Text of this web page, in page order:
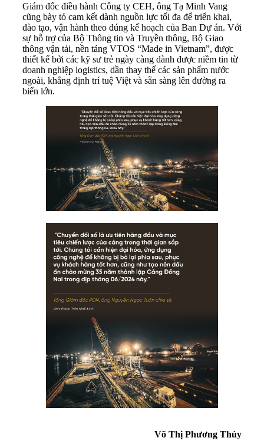
Giám đốc điều hành Công ty CEH, ông Tạ Minh Vang
cũng bày tỏ cam kết dành nguồn lực tối đa để triển khai,
đào tạo, vận hành theo đúng kế hoạch của Ban Dự án. Với
sự hỗ trợ của Bộ Thông tin và Truyền thông, Bộ Giao
thông vận tải, nền tảng VTOS “Made in Vietnam”, được
thiết kế bởi các kỹ sư trẻ ngày càng dành được niềm tin từ
doanh nghiệp logistics, dần thay thế các sản phẩm nước
ngoài, khẳng định trí tuệ Việt và sẵn sàng lên đường ra
biển lớn.
Võ Thị Phương Thủy